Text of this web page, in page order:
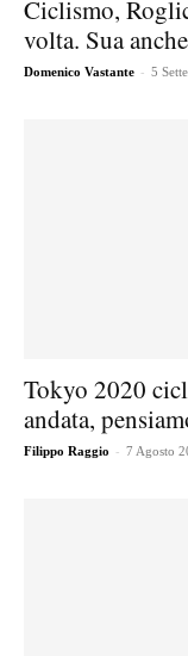
Ciclismo,
volta. Sua
Domenico Vastante - 5
Tokyo 2020
andata,
Filippo Raggio - 7 Agosto